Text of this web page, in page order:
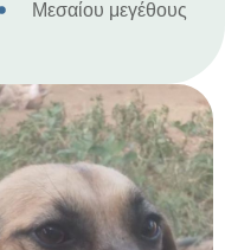
Μεσαίου μεγέθους